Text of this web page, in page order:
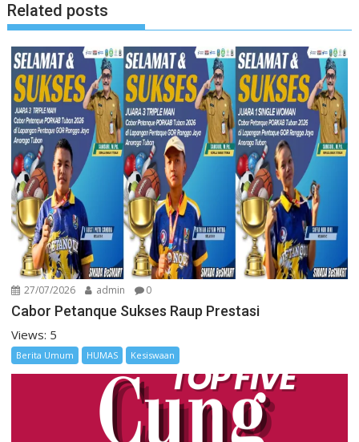
Related posts
27/07/2026 admin 0
Cabor Petanque Sukses Raup Prestasi
Views: 5
Berita Umum HUMAS Kesiswaan